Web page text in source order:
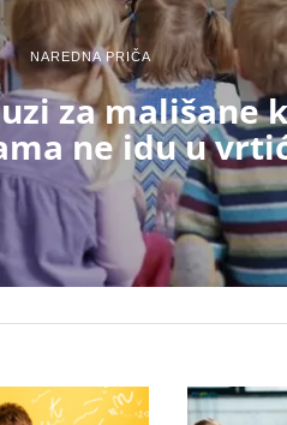
NAREDNA PRIČA
za mališane
ne idu u